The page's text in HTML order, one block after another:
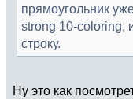
прямоугольник
strong 10-coloring,
строку.
Ну это как